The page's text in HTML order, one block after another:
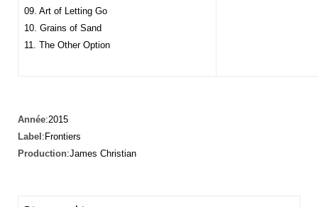
09. Art of Letting Go
10. Grains of Sand
11. The Other Option
Année:2015
Label:Frontiers
Production:James Christian